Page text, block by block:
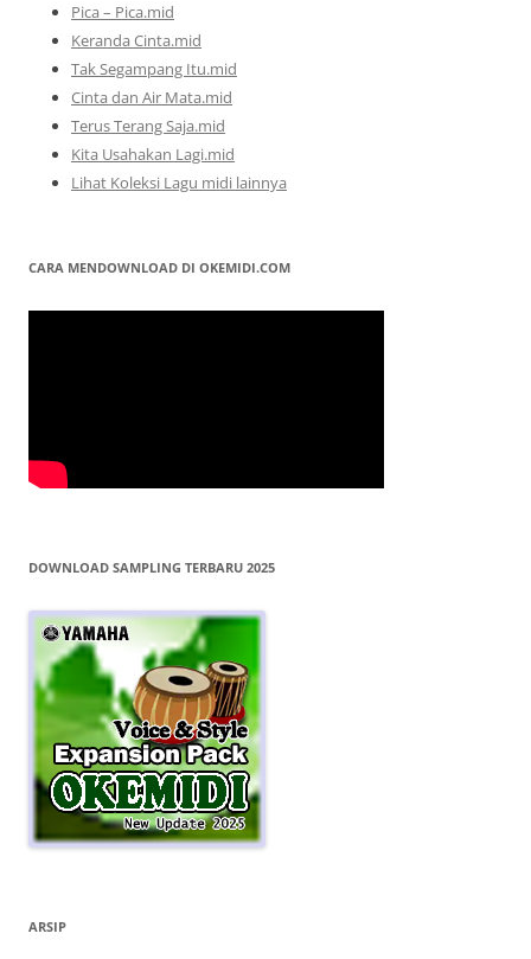
Pica – Pica.mid
Keranda Cinta.mid
Tak Segampang Itu.mid
Cinta dan Air Mata.mid
Terus Terang Saja.mid
Kita Usahakan Lagi.mid
Lihat Koleksi Lagu midi lainnya
CARA MENDOWNLOAD DI OKEMIDI.COM
DOWNLOAD SAMPLING TERBARU 2025
ARSIP